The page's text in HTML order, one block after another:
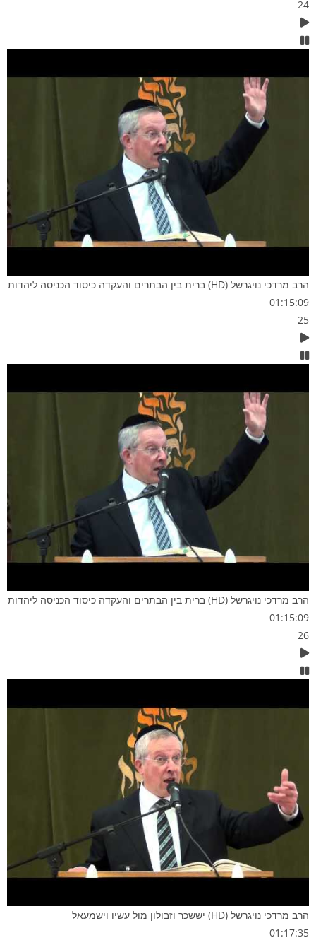
24
הרב מרדכי נויגרשל (HD) ברית בין הבתרים והעקדה כיסוד הכניסה ליהדות
01:15:09
25
הרב מרדכי נויגרשל (HD) ברית בין הבתרים והעקדה כיסוד הכניסה ליהדות
01:15:09
26
הרב מרדכי נויגרשל (HD) יששכר וזבולון מול עשיו וישמעאל
01:17:35